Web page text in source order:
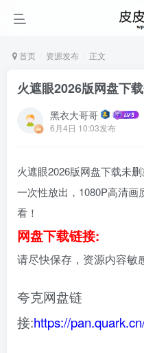
首页 资源发布 正文
火遮眼2026版网盘下
黑衣大哥哥
6月4日 10:03发布
火遮眼2026版网盘下载未
一次性放出，1080P高清
看！
网盘下载链接:
请尽快保存，资源内容敏
夸克网盘链
接:https://